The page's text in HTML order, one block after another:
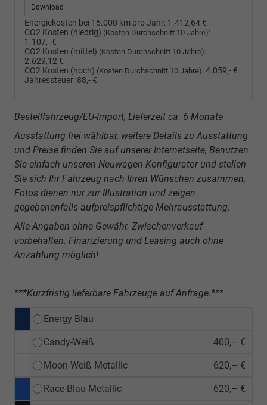
Download
Energiekosten bei 15.000 km pro Jahr: 1.412,64 €
CO2 Kosten (niedrig) (Kosten Durchschnitt 10 Jahre):
1.107,- €
CO2 Kosten (mittel) (Kosten Durchschnitt 10 Jahre):
2.629,12 €
CO2 Kosten (hoch) (Kosten Durchschnitt 10 Jahre):4.059,- €
Jahressteuer: 88,- €
Bestellfahrzeug/EU-Import, Lieferzeit ca. 6 Monate
Ausstattung frei wählbar, weitere Details zu Ausstattung
und Preise finden Sie auf unserer Internetseite, Benutzen
Sie einfach unseren Neuwagen-Konfigurator und stellen
Sie sich Ihr Fahrzeug nach Ihren Wünschen zusammen,
Fotos dienen nur zur Illustration und zeigen
gegebenenfalls aufpreispflichtige Mehrausstattung.
Alle Angaben ohne Gewähr. Zwischenverkauf
vorbehalten. Finanzierung und Leasing auch ohne
Anzahlung möglich!
***Kurzfristig lieferbare Fahrzeuge auf Anfrage.***
Energy Blau
Candy-Weiß 400,– €
Moon-Weiß Metallic 620,– €
Race-Blau Metallic 620,– €